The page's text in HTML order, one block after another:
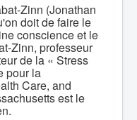
Zinn (Jonathan
doit de faire le
conscience et le
Zinn, professeur
de la « Stress
pour la
Care, and
est le